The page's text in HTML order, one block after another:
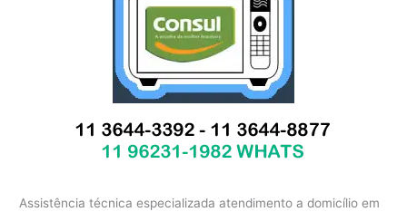
Assistência técnica especializada atendimento a domicílio em